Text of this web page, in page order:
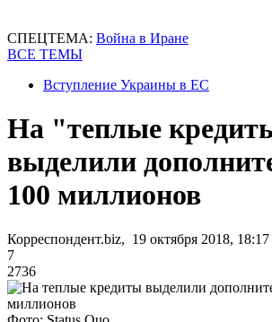
СПЕЦТЕМА: Война в Иране
ВСЕ ТЕМЫ
Вступление Украины в ЕС
На "теплые
выделили
100 миллионов
Корреспондент.biz, 19 октября 2018, 18:17
7
2736